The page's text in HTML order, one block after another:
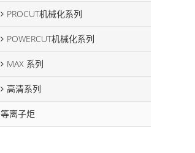
PROCUT机械化系列
POWERCUT机械化系列
MAX 系列
高清系列
等离子炬